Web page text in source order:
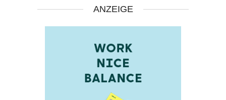
ANZEIGE